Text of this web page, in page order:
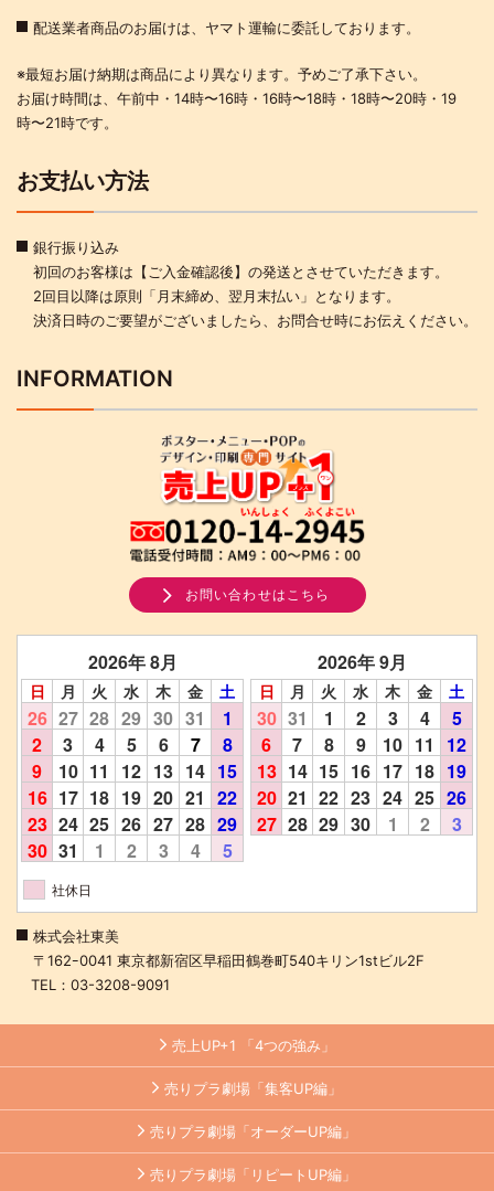
配送業者商品のお届けは、ヤマト運輸に委託しております。
※最短お届け納期は商品により異なります。予めご了承下さい。
お届け時間は、午前中・14時〜16時・16時〜18時・18時〜20時・19
時〜21時です。
お支払い方法
銀行振り込み
初回のお客様は【ご入金確認後】の発送とさせていただきます。
2回目以降は原則「月末締め、翌月末払い」となります。
決済日時のご要望がございましたら、お問合せ時にお伝えください。
INFORMATION
お問い合わせはこちら
2026年 8月
日 月 火 水 木 金 土
26 27 28 29 30 31
1
2
3 4 5 6 7
8
9
10 11 12 13 14 15
16 17 18 19 20 21
22
23 24 25 26 27 28 29
30 31 1 2 3 4 5
2026年 9月
日 月 火 水 木 金 土
30 31 1 2 3 4
5
6
7 8 9 10 11
12
13 14 15 16 17 18 19
20 21 22 23 24 25 26
27 28 29 30 1 2 3
社休日
株式会社東美
〒162ｰ0041 東京都新宿区早稲田鶴巻町540キリン1stビル2F
TEL：03-3208-9091
売上UP+1 「4つの強み」
売りプラ劇場「集客UP編」
売りプラ劇場「オーダーUP編」
売りプラ劇場「リピートUP編」